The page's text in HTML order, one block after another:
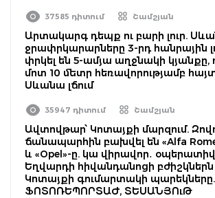
37585 դիտում Շամշյան
Արտակարգ դեպք ու բարի լուր.
ջրափրկարարները 3-րդ հանրային
փրկել են 5-ամյա աղջնակի
մոտ 10 մետր հեռավորությամբ
Սևանա լճում
35947 դիտում Շամշյան
Ավտովթար՝ Կոտայքի մարզում.
ճանապարհին բախվել են «Alfa
և «Opel»-ը. կա վիրավոր․ օպերատիվ
Եղվարդի հիվանդանոցի
Կոտայքի գումարտակի պարեկները.
ՖՈՏՈՌԵՊՈՐՏԱԺ, ՏԵՍԱՆՅՈւԹ